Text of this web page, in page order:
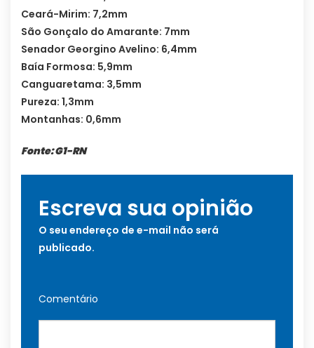
Ceará-Mirim: 7,2mm
São Gonçalo do Amarante: 7mm
Senador Georgino Avelino: 6,4mm
Baía Formosa: 5,9mm
Canguaretama: 3,5mm
Pureza: 1,3mm
Montanhas: 0,6mm
Fonte: G1-RN
Escreva sua opinião
O seu endereço de e-mail não será
publicado.
Comentário